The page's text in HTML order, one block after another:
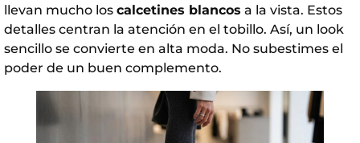
llevan mucho los calcetines blancos a la vista. Estos
detalles centran la atención en el tobillo. Así, un look
sencillo se convierte en alta moda. No subestimes el
poder de un buen complemento.